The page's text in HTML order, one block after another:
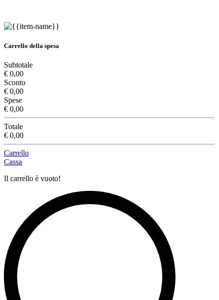
Carrello della spesa
Subtotale
€ 0,00
Sconto
€ 0,00
Spese
€ 0,00
Totale
€ 0,00
Carrello
Cassa
Il carrello è vuoto!